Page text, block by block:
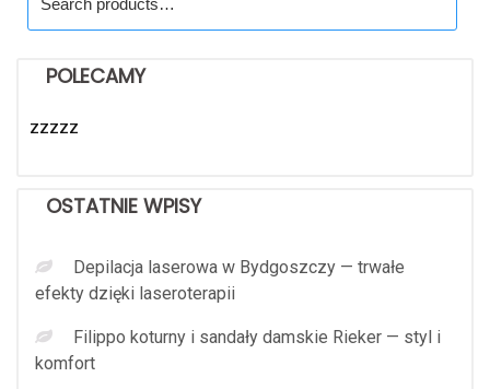
for:
POLECAMY
zzzzz
OSTATNIE WPISY
Depilacja laserowa w Bydgoszczy — trwałe
efekty dzięki laseroterapii
Filippo koturny i sandały damskie Rieker — styl i
komfort